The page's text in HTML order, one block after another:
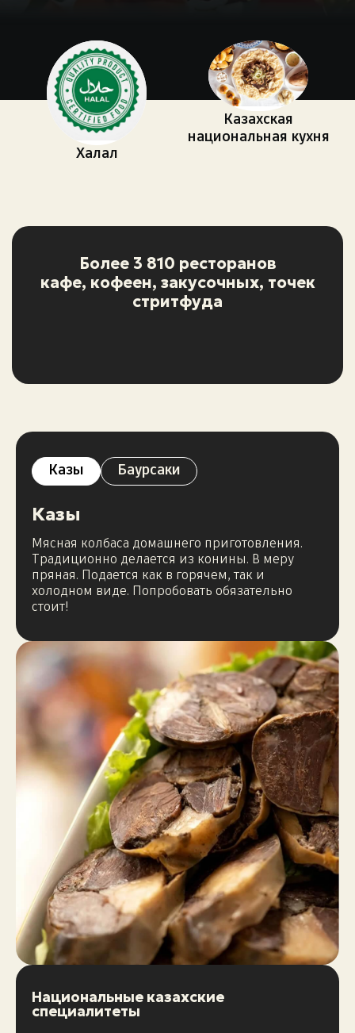
Халал
Казахская
национальная кухня
Более 3 810 ресторанов
кафе, кофеен, закусочных, точек
стритфуда
50 best
Казы Баурсаки
Казы
Мясная колбаса домашнего приготовления.
Традиционно делается из конины. В меру
пряная. Подается как в горячем, так и
холодном виде. Попробовать обязательно
стоит!
Национальные казахские
специалитеты